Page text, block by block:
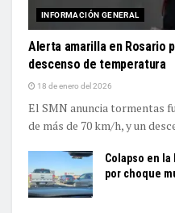
INFORMACIÓN GENERAL
Alerta amarilla en Rosario
descenso de temperatura
18 de enero del 2026
El SMN anuncia tormentas
de más de 70 km/h, y un
Colapso en la
por choque